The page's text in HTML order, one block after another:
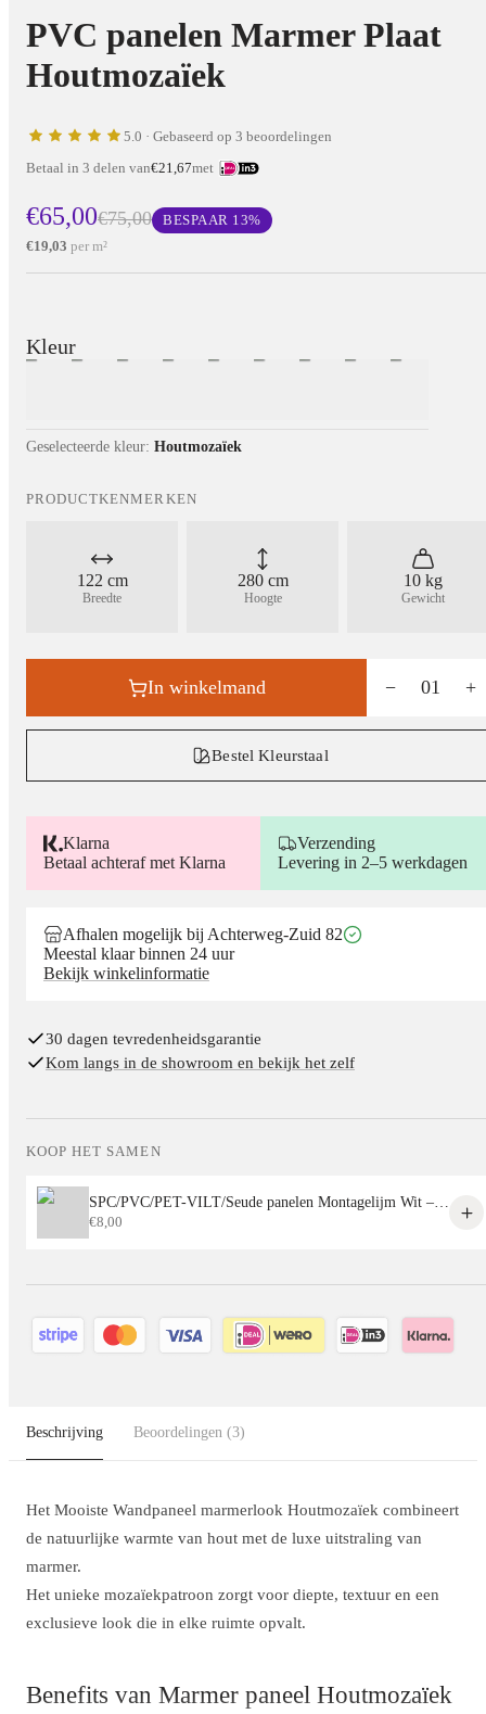
PVC panelen Marmer Plaat
Houtmozaïek
5.0 · Gebaseerd op 3 beoordelingen
Betaal in 3 delen van€21,67met
€65,00€75,00 BESPAAR 13%
€19,03 per m²
Kleur
Geselecteerde kleur: Houtmozaïek
PRODUCTKENMERKEN
122 cm
Breedte
280 cm
Hoogte
10 kg
Gewicht
In winkelmand − 01 +
Bestel Kleurstaal
Klarna
Betaal achteraf met Klarna
Verzending
Levering in 2–5 werkdagen
Afhalen mogelijk bij Achterweg-Zuid 82
Meestal klaar binnen 24 uur
Bekijk winkelinformatie
30 dagen tevredenheidsgarantie
Kom langs in de showroom en bekijk het zelf
KOOP HET SAMEN
SPC/PVC/PET-VILT/Seude panelen Montagelijm Wit – Sterke Lijm voor Alle Decoratieve Panelen
€8,00
Beschrijving Beoordelingen (3)
Het Mooiste Wandpaneel marmerlook Houtmozaïek combineert
de natuurlijke warmte van hout met de luxe uitstraling van
marmer.
Het unieke mozaïekpatroon zorgt voor diepte, textuur en een
exclusieve look die in elke ruimte opvalt.
Benefits van Marmer paneel Houtmozaïek